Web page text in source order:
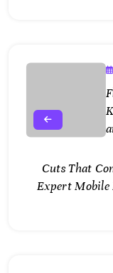
Cuts That
Expert Mobile